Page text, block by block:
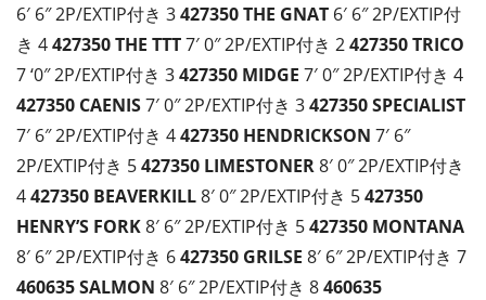
6′ 6″ 2P/EXTIP付き 3427350THE GNAT 6′ 6″ 2P/EXTIP付
き 4427350THE TTT7′ 0″ 2P/EXTIP付き 2427350TRICO
7 ‘0″ 2P/EXTIP付き 3427350 MIDGE 7′ 0″ 2P/EXTIP付き 4
427350 CAENIS7′ 0″ 2P/EXTIP付き 3427350SPECIALIST
7′ 6″ 2P/EXTIP付き 4427350 HENDRICKSON 7′ 6″
2P/EXTIP付き 5427350 LIMESTONER8′ 0″ 2P/EXTIP付き
4427350 BEAVERKILL8′ 0″ 2P/EXTIP付き 5427350
HENRY’S FORK8′ 6″ 2P/EXTIP付き 5427350 MONTANA
8′ 6″ 2P/EXTIP付き 6427350 GRILSE 8′ 6″ 2P/EXTIP付き 7
460635SALMON 8′ 6″ 2P/EXTIP付き 8460635